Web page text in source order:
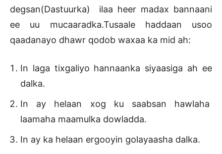
degsan(Dastuurka) ilaa heer madax bannaani
ee uu mucaaradka.Tusaale haddaan usoo
qaadanayo dhawr qodob waxaa ka mid ah:
In laga tixgaliyo hannaanka siyaasiga ah ee
dalka.
In ay helaan xog ku saabsan hawlaha
laamaha maamulka dowladda.
In ay ka helaan ergooyin golayaasha dalka.